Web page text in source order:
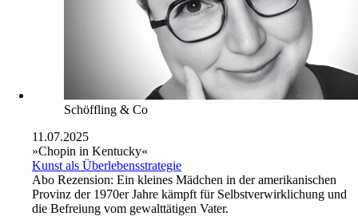
Schöffling & Co
11.07.2025
»Chopin in Kentucky«
Kunst als Überlebensstrategie
Abo Rezension: Ein kleines Mädchen in der amerikanischen
Provinz der 1970er Jahre kämpft für Selbstverwirklichung und
die Befreiung vom gewalttätigen Vater.